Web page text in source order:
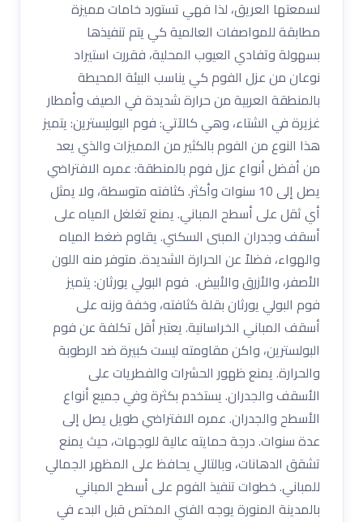
لسمعتها العريق، لذا فهي تستورد خامات مميزة
مطابقة للمواصفات العالمية كي يتم تنفيذها
بسهولة وتفادي العيوب المحلية، فقررت استيراد
نوعان من عزل الفوم كي يناسب البيئة المحيطة
بالمنطقة العربية من حرارة شديدة في الصيف وأمطار
غزيرة في الشتاء، وهي كالآتي: فوم البوليسترين: يتميز
هذا النوع من الفوم بالكثير من المميزات والذي يعد
من أفضل أنواع عزل فوم بالمنطقة: عمره الافتراضي
يصل إلى 10 سنوات وأكثر. كثافته متوسطة، ولا يمثل
أي ثقل على أسطح المباني. يمنع تغلغل المياه على
أسقف وجدران المبنى السكني. يقاوم ضغط المياه
والهواء، فضلاً عن الحرارة الشديدة. متوفر منه اللون
الأصفر، والأزرق والأبيض. فوم البولي يورثان: يتميز
فوم البولي يورثان بقلة كثافته، وخفة وزنه على
أسقف المباني الخراسانية. يعتبر أقل تكلفة عن فوم
البولسترين، واكن مقاومته ليست كبيرة ضد الرطوبة
والحرارة. يمنع ظهور الحشرات والفطريات على
الأسقف والجدران. يستخدم بكثرة وفي جميع أنواع
الأسطح والجدران. عمره الافتراضي طويل يصل إلى
عدة سنوات. درجة حمايته عالية للوجهات، حيث يمنع
تشقق الدهانات، وبالتالي يحافظ على المظهر الجمالي
للمباني. خطوات تنفيذ الفوم على أسطح المباني
بالمدينة المنورة يوجه الفني المختص قبل البدء في